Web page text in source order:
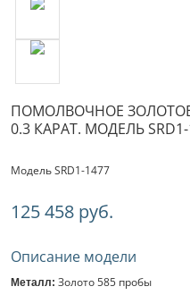
ПОМОЛВОЧНОЕ
0.3 КАРАТ. МОДЕЛЬ
Модель SRD1-1477
125 458 руб.
Описание модели
Металл: Золото 585 пробы